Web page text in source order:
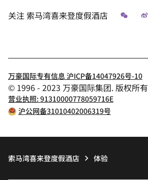
关注 索马湾喜来登度假酒店 微信
万豪国际专有信息 沪ICP备14047926号-10
© 1996 - 2023 万豪国际集团. 版权所有
营业执照: 91310000778059716E
沪公网备31010402006319号
索马湾喜来登度假酒店 体验